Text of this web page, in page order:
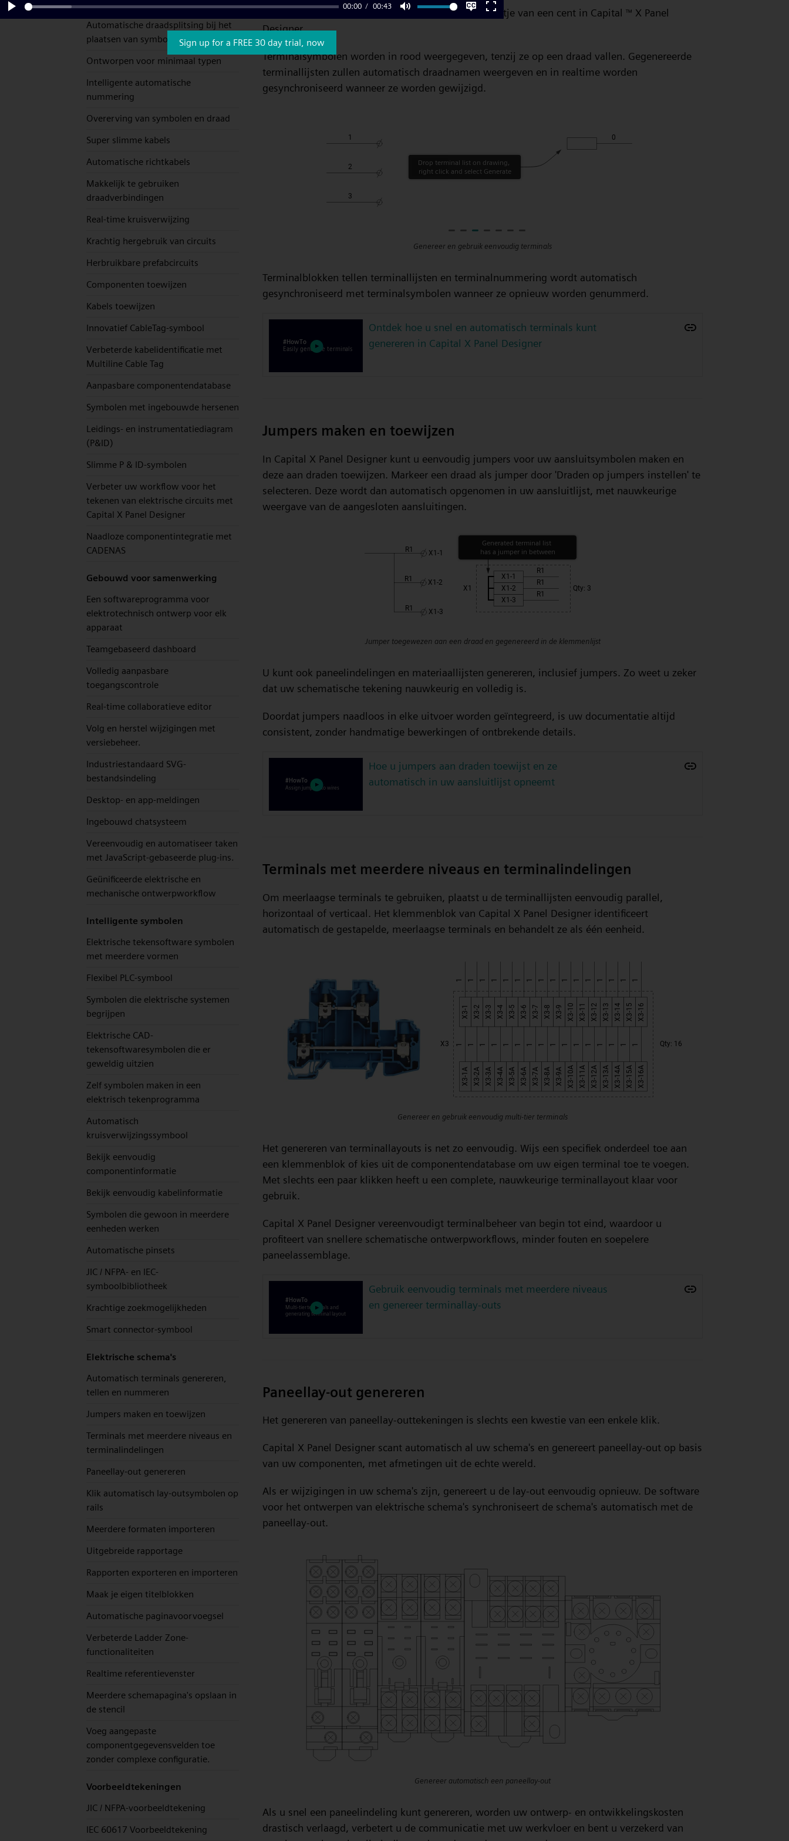
symbolen bedient
Automatische draadsplitsing bij het
plaatsen van symbolen
Ontworpen voor minimaal typen
Intelligente automatische
nummering
Overerving van symbolen en draad
Super slimme kabels
Automatische richtkabels
Makkelijk te gebruiken
draadverbindingen
Real-time kruisverwijzing
Krachtig hergebruik van circuits
Herbruikbare prefabcircuits
Componenten toewijzen
Kabels toewijzen
Innovatief CableTag-symbool
Verbeterde kabelidentificatie met
Multiline Cable Tag
Aanpasbare componentendatabase
Symbolen met ingebouwde hersenen
Leidings- en instrumentatiediagram
(P&ID)
Slimme P & ID-symbolen
Verbeter uw workflow voor het
tekenen van elektrische circuits met
Capital X Panel Designer
Naadloze componentintegratie met
CADENAS
Gebouwd voor samenwerking
Een softwareprogramma voor
elektrotechnisch ontwerp voor elk
apparaat
Teamgebaseerd dashboard
Volledig aanpasbare
toegangscontrole
Real-time collaboratieve editor
Volg en herstel wijzigingen met
versiebeheer.
Industriestandaard SVG-
bestandsindeling
Desktop- en app-meldingen
Ingebouwd chatsysteem
Vereenvoudig en automatiseer taken
met JavaScript-gebaseerde plug-ins.
Geünificeerde elektrische en
mechanische ontwerpworkflow
Intelligente symbolen
Elektrische tekensoftware symbolen
met meerdere vormen
Flexibel PLC-symbool
Symbolen die elektrische systemen
begrijpen
Elektrische CAD-
tekensoftwaresymbolen die er
geweldig uitzien
Zelf symbolen maken in een
elektrisch tekenprogramma
Automatisch
kruisverwijzingssymbool
Bekijk eenvoudig
componentinformatie
Bekijk eenvoudig kabelinformatie
Symbolen die gewoon in meerdere
eenheden werken
Automatische pinsets
JIC / NFPA- en IEC-
symboolbibliotheek
Krachtige zoekmogelijkheden
Smart connector-symbool
Elektrische schema's
Automatisch terminals genereren,
tellen en nummeren
Jumpers maken en toewijzen
Terminals met meerdere niveaus en
terminalindelingen
Paneellay-out genereren
Klik automatisch lay-outsymbolen op
rails
Meerdere formaten importeren
Uitgebreide rapportage
Rapporten exporteren en importeren
Maak je eigen titelblokken
Automatische paginavoorvoegsel
Verbeterde Ladder Zone-
functionaliteiten
Realtime referentievenster
Meerdere schemapagina's opslaan in
de stencil
Voeg aangepaste
componentgegevensvelden toe
zonder complexe configuratie.
Voorbeeldtekeningen
JIC / NFPA-voorbeeldtekening
IEC 60617 Voorbeeldtekening
Het gebruiken en genereren van terminals is een fluitje van een cent in Capital ™ X Panel
Designer.
Terminalsymbolen worden in rood weergegeven, tenzij ze op een draad vallen. Gegenereerde
terminallijsten zullen automatisch draadnamen weergeven en in realtime worden
gesynchroniseerd wanneer ze worden gewijzigd.
Genereer en gebruik eenvoudig terminals
Terminalblokken tellen terminallijsten en terminalnummering wordt automatisch
gesynchroniseerd met terminalsymbolen wanneer ze opnieuw worden genummerd.
Ontdek hoe u snel en automatisch terminals kunt
genereren in Capital X Panel Designer
Jumpers maken en toewijzen
In Capital X Panel Designer kunt u eenvoudig jumpers voor uw aansluitsymbolen maken en
deze aan draden toewijzen. Markeer een draad als jumper door 'Draden op jumpers instellen' te
selecteren. Deze wordt dan automatisch opgenomen in uw aansluitlijst, met nauwkeurige
weergave van de aangesloten aansluitingen.
Jumper toegewezen aan een draad en gegenereerd in de klemmenlijst
U kunt ook paneelindelingen en materiaallijsten genereren, inclusief jumpers. Zo weet u zeker
dat uw schematische tekening nauwkeurig en volledig is.
Doordat jumpers naadloos in elke uitvoer worden geïntegreerd, is uw documentatie altijd
consistent, zonder handmatige bewerkingen of ontbrekende details.
Hoe u jumpers aan draden toewijst en ze
automatisch in uw aansluitlijst opneemt
Terminals met meerdere niveaus en terminalindelingen
Om meerlaagse terminals te gebruiken, plaatst u de terminallijsten eenvoudig parallel,
horizontaal of verticaal. Het klemmenblok van Capital X Panel Designer identificeert
automatisch de gestapelde, meerlaagse terminals en behandelt ze als één eenheid.
Genereer en gebruik eenvoudig multi-tier terminals
Het genereren van terminallayouts is net zo eenvoudig. Wijs een specifiek onderdeel toe aan
een klemmenblok of kies uit de componentendatabase om uw eigen terminal toe te voegen.
Met slechts een paar klikken heeft u een complete, nauwkeurige terminallayout klaar voor
gebruik.
Capital X Panel Designer vereenvoudigt terminalbeheer van begin tot eind, waardoor u
profiteert van snellere schematische ontwerpworkflows, minder fouten en soepelere
paneelassemblage.
Gebruik eenvoudig terminals met meerdere niveaus
en genereer terminallay-outs
Paneellay-out genereren
Het genereren van paneellay-outtekeningen is slechts een kwestie van een enkele klik.
Capital X Panel Designer scant automatisch al uw schema's en genereert paneellay-out op basis
van uw componenten, met afmetingen uit de echte wereld.
Als er wijzigingen in uw schema's zijn, genereert u de lay-out eenvoudig opnieuw. De software
voor het ontwerpen van elektrische schema's synchroniseert de schema's automatisch met de
paneellay-out.
Genereer automatisch een paneellay-out
Als u snel een paneelindeling kunt genereren, worden uw ontwerp- en ontwikkelingskosten
drastisch verlaagd, verbetert u de communicatie met uw werkvloer en bent u verzekerd van
Play
00:00 00:43
Mute Settings
Enter
Sign up for a FREE 30 day trial, now